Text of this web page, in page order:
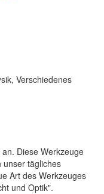
Verschiedenes
Diese Werkzeuge
unser tägliches
Art des Werkzeuges
und Optik".